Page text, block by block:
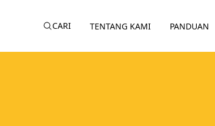
CARI TENTANG KAMI PANDUAN